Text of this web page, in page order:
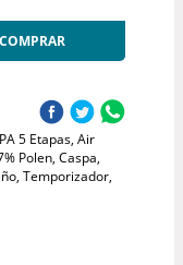
COMPRAR
5 Etapas, Air
Polen, Caspa,
Temporizador,